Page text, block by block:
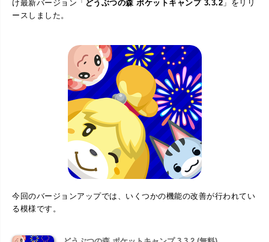
け最新バージョン「 どうぶつの森 ポケットキャンプ 3.3.2 」をリリ
ースしました。
今回のバージョンアップでは、いくつかの機能の改善が行われてい
る模様です。